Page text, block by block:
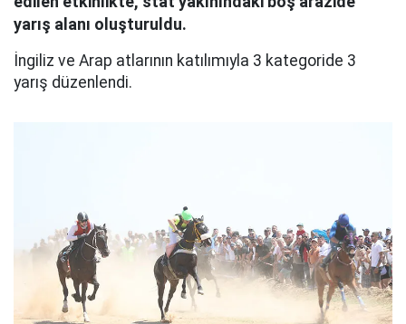
yarış alanı oluşturuldu.
İngiliz ve Arap atlarının katılımıyla 3 kategoride 3
yarış düzenlendi.